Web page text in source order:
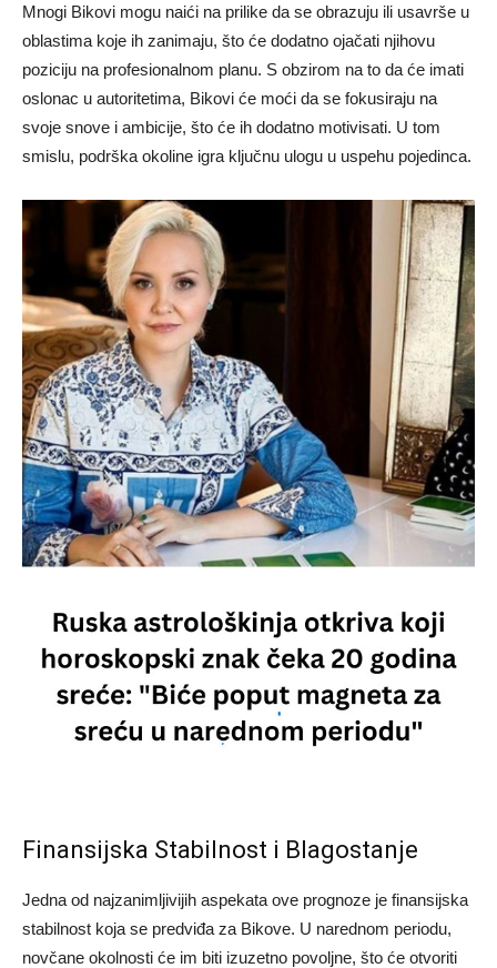
Mnogi Bikovi mogu naići na prilike da se obrazuju ili usavrše u
oblastima koje ih zanimaju, što će dodatno ojačati njihovu
poziciju na profesionalnom planu. S obzirom na to da će imati
oslonac u autoritetima, Bikovi će moći da se fokusiraju na
svoje snove i ambicije, što će ih dodatno motivisati. U tom
smislu, podrška okoline igra ključnu ulogu u uspehu pojedinca.
Finansijska Stabilnost i Blagostanje
Jedna od najzanimljivijih aspekata ove prognoze je finansijska
stabilnost koja se predviđa za Bikove. U narednom periodu,
novčane okolnosti će im biti izuzetno povoljne, što će otvoriti